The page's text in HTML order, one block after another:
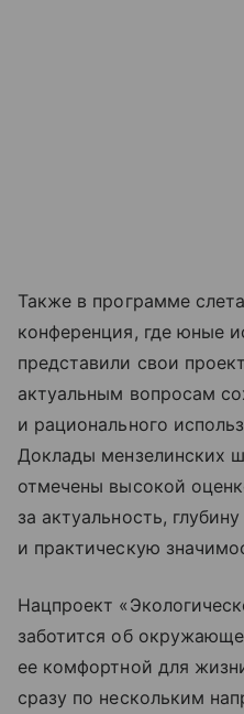
Также в программе
конференция, где юные
представили свои
актуальным вопросам
и рационального
Доклады мензелинских
отмечены высокой
за актуальность,
и практическую
Нацпроект
заботится об
ее комфортной для
сразу по нескольким